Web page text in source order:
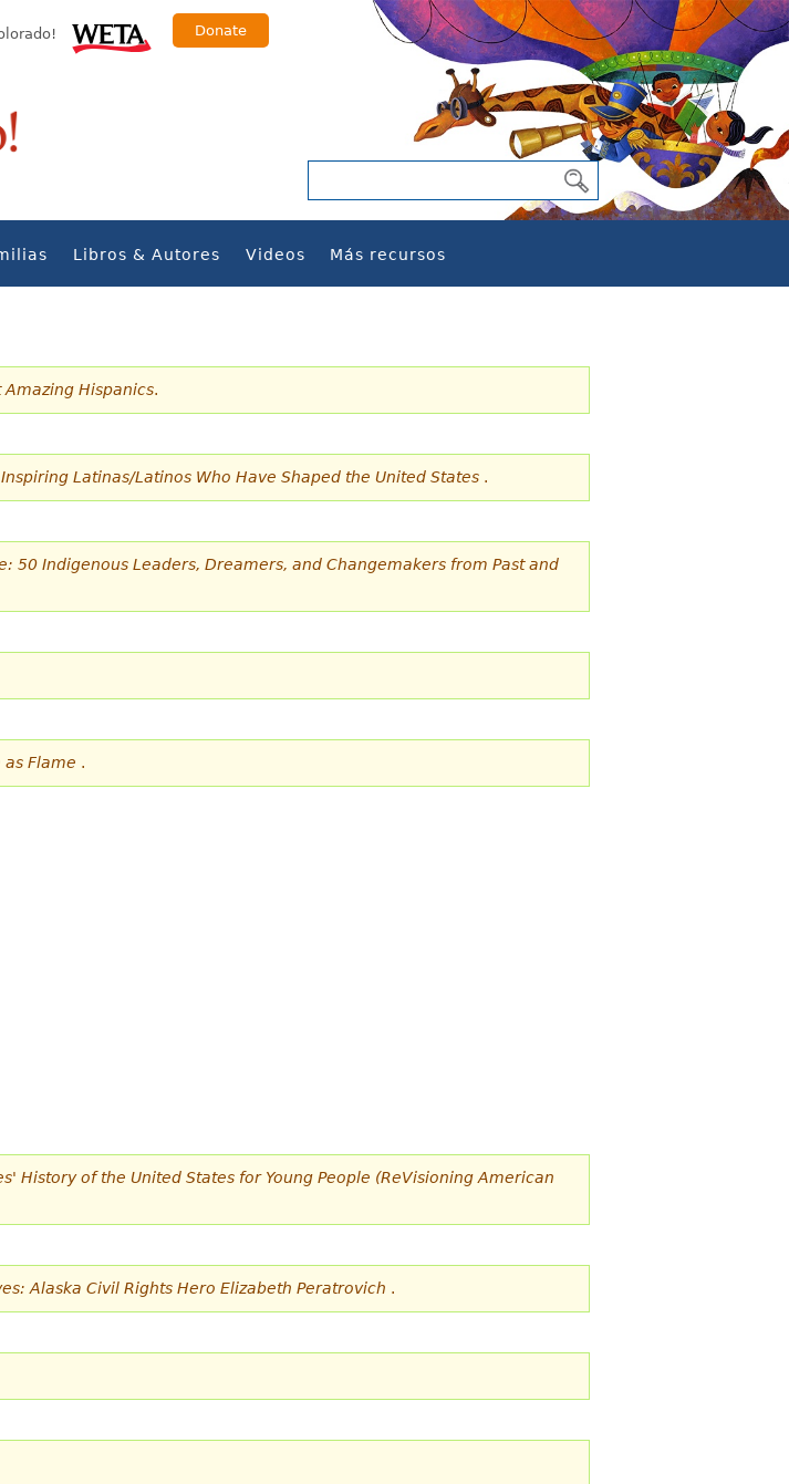
Donate
Libros & Autores Videos Más recursos
Hispanics.
Latinas/Latinos Who Have Shaped the United States .
50 Indigenous Leaders, Dreamers, and Changemakers from Past and
as Flame .
History of the United States for Young People (ReVisioning American
Alaska Civil Rights Hero Elizabeth Peratrovich .